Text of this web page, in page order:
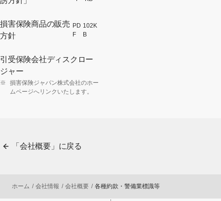
損害保険商品の販売
方針
PD
F
102K
B
引受保険会社ディスクロー
ジャー
※
損害保険ジャパン株式会社のホー
ムページへリンクいたします。
「会社概要」に戻る
ホーム 会社情報 会社概要 各種約款・警備業標識等